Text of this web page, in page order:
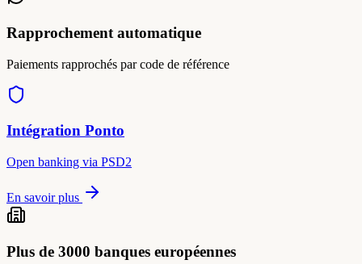
Rapprochement automatique
Paiements rapprochés par code de référence
Intégration Ponto
Open banking via PSD2
En savoir plus
Plus de 3000 banques européennes